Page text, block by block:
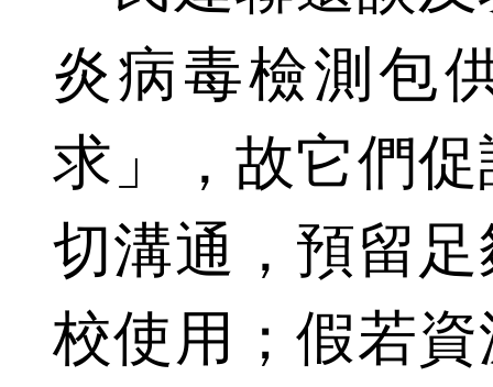
炎病毒檢測包
求」，故它們
切溝通，預留
校使用；假若